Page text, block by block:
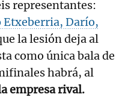
representantes:
Darío,
la lesión deja al
como única bala de
habrá, al
empresa rival.